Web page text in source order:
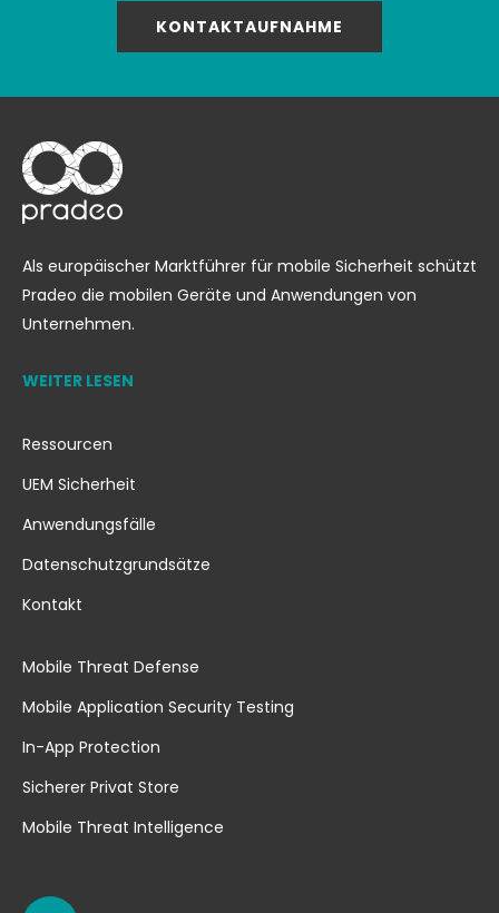
KONTAKTAUFNAHME
Als europäischer Marktführer für mobile Sicherheit schützt
Pradeo die mobilen Geräte und Anwendungen von
Unternehmen.
WEITER LESEN
Ressourcen
UEM Sicherheit
Anwendungsfälle
Datenschutzgrundsätze
Kontakt
Mobile Threat Defense
Mobile Application Security Testing
In-App Protection
Sicherer Privat Store
Mobile Threat Intelligence